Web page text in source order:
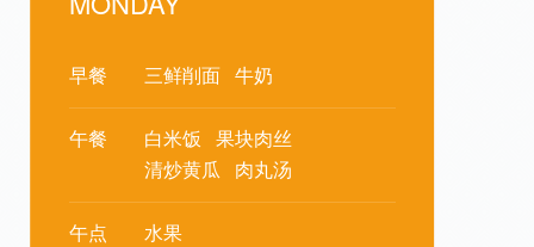
早餐 三鲜削面 牛奶
午餐 白米饭 果块肉丝
清炒黄瓜
肉丸汤
午点 水果